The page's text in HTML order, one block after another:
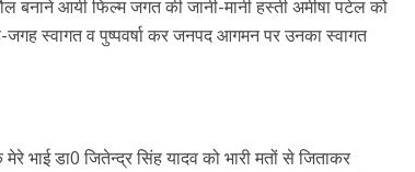
बनाने आयी फिल्म जगत की जानी-मानी हस्ती अमीषा पटेल को
स्वागत व पुष्पवर्षा कर जनपद आगमन पर उनका स्वागत
डा0 जितेन्द्र सिंह यादव को भारी मतों से जिताकर